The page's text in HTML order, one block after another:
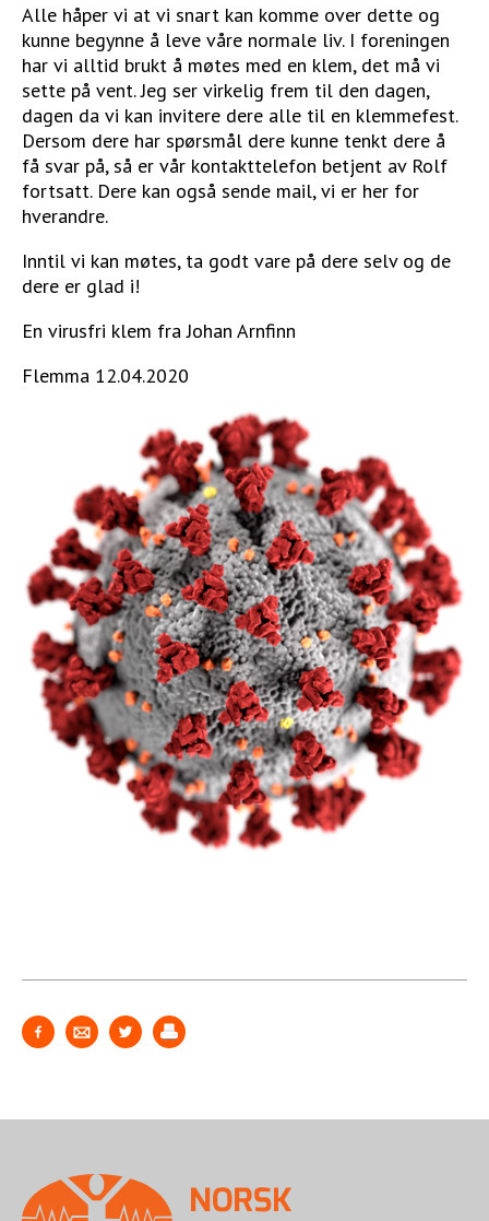
Alle håper vi at vi snart kan komme over dette og
kunne begynne å leve våre normale liv. I foreningen
har vi alltid brukt å møtes med en klem, det må vi
sette på vent. Jeg ser virkelig frem til den dagen,
dagen da vi kan invitere dere alle til en klemmefest.
Dersom dere har spørsmål dere kunne tenkt dere å
få svar på, så er vår kontakttelefon betjent av Rolf
fortsatt. Dere kan også sende mail, vi er her for
hverandre.
Inntil vi kan møtes, ta godt vare på dere selv og de
dere er glad i!
En virusfri klem fra Johan Arnfinn
Flemma 12.04.2020